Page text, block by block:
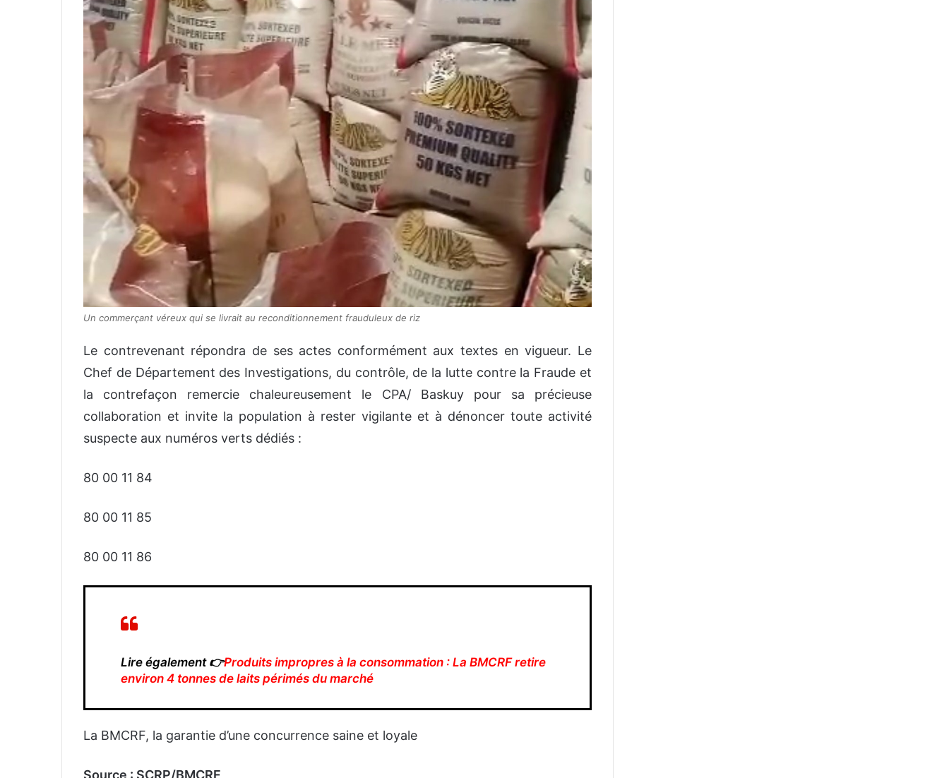
Un commerçant véreux qui se livrait au reconditionnement frauduleux de riz
Le contrevenant répondra de ses actes conformément aux textes en vigueur. Le
Chef de Département des Investigations, du contrôle, de la lutte contre la Fraude et
la contrefaçon remercie chaleureusement le CPA/ Baskuy pour sa précieuse
collaboration et invite la population à rester vigilante et à dénoncer toute activité
suspecte aux numéros verts dédiés :
80 00 11 84
80 00 11 85
80 00 11 86
Lire également 👉Produits impropres à la consommation : La BMCRF retire
environ 4 tonnes de laits périmés du marché
La BMCRF, la garantie d’une concurrence saine et loyale
Source : SCRP/BMCRF